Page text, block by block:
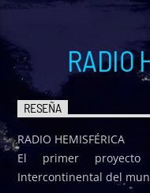
RADIO
RESEÑA
RADIO HEMISFÉRICA
El primer
Intercontinental del